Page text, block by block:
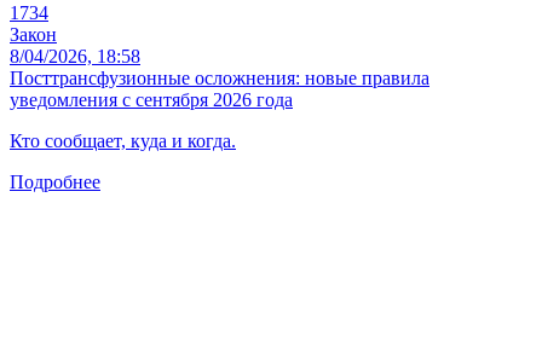
1734
Закон
8/04/2026, 18:58
Посттрансфузионные осложнения: новые правила
уведомления с сентября 2026 года
Кто сообщает, куда и когда.
Подробнее